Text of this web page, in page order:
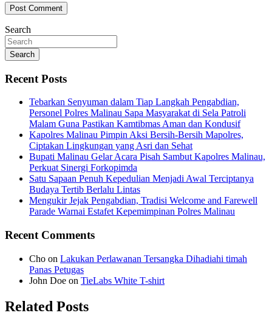
Search
Search
Recent Posts
Tebarkan Senyuman dalam Tiap Langkah Pengabdian,
Personel Polres Malinau Sapa Masyarakat di Sela Patroli
Malam Guna Pastikan Kamtibmas Aman dan Kondusif
Kapolres Malinau Pimpin Aksi Bersih-Bersih Mapolres,
Ciptakan Lingkungan yang Asri dan Sehat
Bupati Malinau Gelar Acara Pisah Sambut Kapolres Malinau,
Perkuat Sinergi Forkopimda
Satu Sapaan Penuh Kepedulian Menjadi Awal Terciptanya
Budaya Tertib Berlalu Lintas
Mengukir Jejak Pengabdian, Tradisi Welcome and Farewell
Parade Warnai Estafet Kepemimpinan Polres Malinau
Recent Comments
Cho on Lakukan Perlawanan Tersangka Dihadiahi timah
Panas Petugas
John Doe on TieLabs White T-shirt
Related Posts